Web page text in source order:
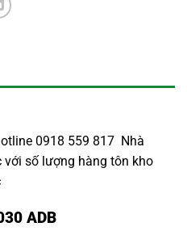
0918 559 817 Nhà
số lượng hàng tôn kho
ADB